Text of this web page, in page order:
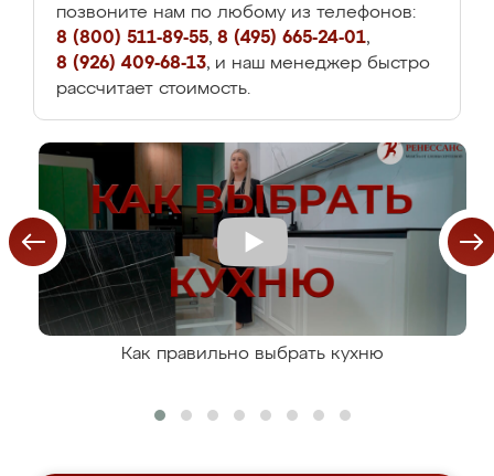
позвоните нам по любому из телефонов:
8 (800) 511-89-55, 8 (495) 665-24-01,
8 (926) 409-68-13, и наш менеджер быстро
рассчитает стоимость.
Как правильно выбрать кухню